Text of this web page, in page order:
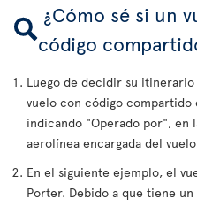
¿Cómo sé si un
código
Luego de decidir su
vuelo con código
indicando "Operado por", en
aerolínea encargada del
En el siguiente ejemplo, el
Porter. Debido a que tiene